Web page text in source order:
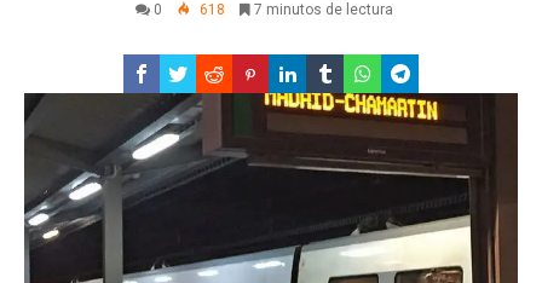
0
618 7 minutos de lectura